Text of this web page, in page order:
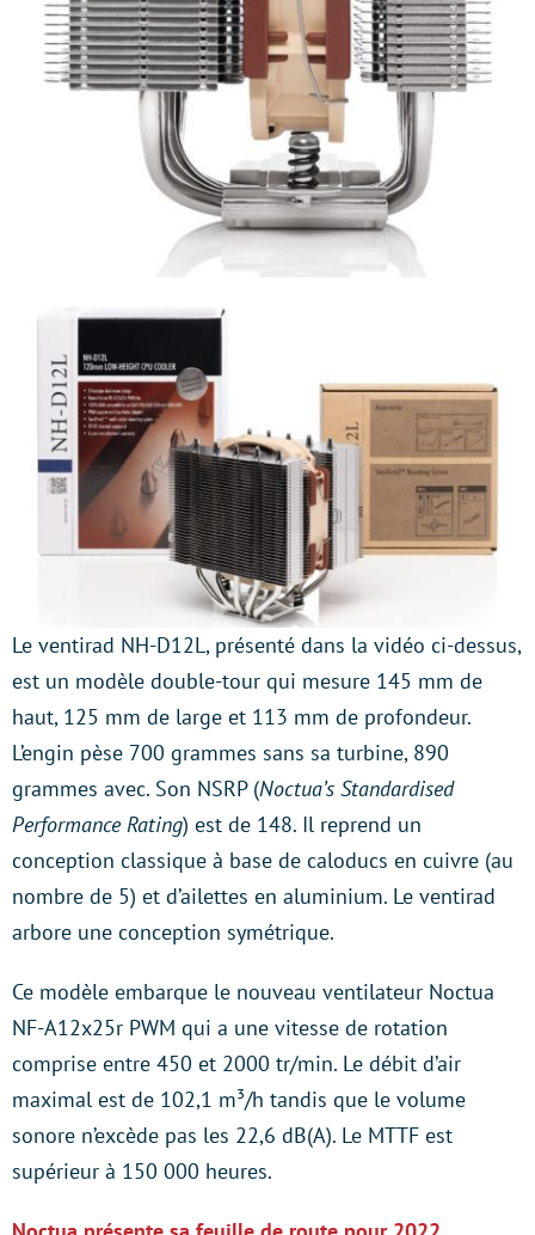
Le ventirad NH-D12L, présenté dans la vidéo ci-dessus,
est un modèle double-tour qui mesure 145 mm de
haut, 125 mm de large et 113 mm de profondeur.
L’engin pèse 700 grammes sans sa turbine, 890
grammes avec. Son NSRP (Noctua’s Standardised
Performance Rating) est de 148. Il reprend un
conception classique à base de caloducs en cuivre (au
nombre de 5) et d’ailettes en aluminium. Le ventirad
arbore une conception symétrique.
Ce modèle embarque le nouveau ventilateur Noctua
NF-A12x25r PWM qui a une vitesse de rotation
comprise entre 450 et 2000 tr/min. Le débit d’air
maximal est de 102,1 m³/h tandis que le volume
sonore n’excède pas les 22,6 dB(A). Le MTTF est
supérieur à 150 000 heures.